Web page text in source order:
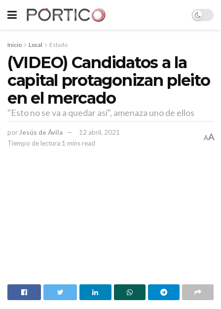
Inicio Local Estado
(VIDEO) Candidatos a la
capital protagonizan pleito
en el mercado
"Esto no se va a quedar así", amenaza uno de ellos
por Jesús de Ávila
12 abril, 2021
Tiempo de lectura:1 mins read
AA